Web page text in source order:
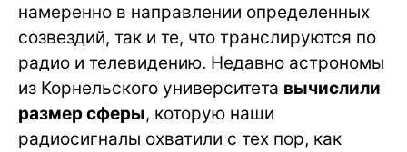
намеренно в направлении определенных
созвездий, так и те, что транслируются по
радио и телевидению. Недавно астрономы
из Корнельского университета вычислили
размер сферы, которую наши
радиосигналы охватили с тех пор, как